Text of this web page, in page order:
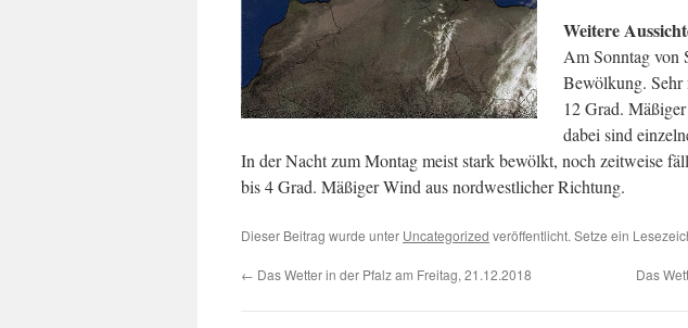
Weitere
Am Sonntag von
Bewölkung. Sehr
12 Grad.
dabei sind
In der Nacht zum Montag meist stark bewölkt, noch zeitweise
bis 4 Grad. Mäßiger Wind aus nordwestlicher Richtung.
Dieser Beitrag wurde unter Uncategorized veröffentlicht. Setze ein
← Das Wetter in der Pfalz am Freitag, 21.12.2018 Das